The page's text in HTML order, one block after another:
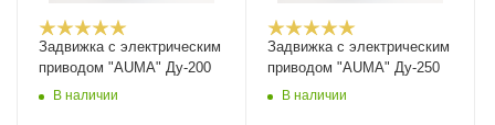
Задвижка с электрическим
приводом "AUMA" Ду-200
В наличии
Задвижка с электрическим
приводом "AUMA" Ду-250
В наличии